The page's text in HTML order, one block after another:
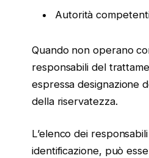
Autorità
Quando non operano
responsabili del
espressa designazione
della riservatezza.
L’elenco dei
identificazione, può